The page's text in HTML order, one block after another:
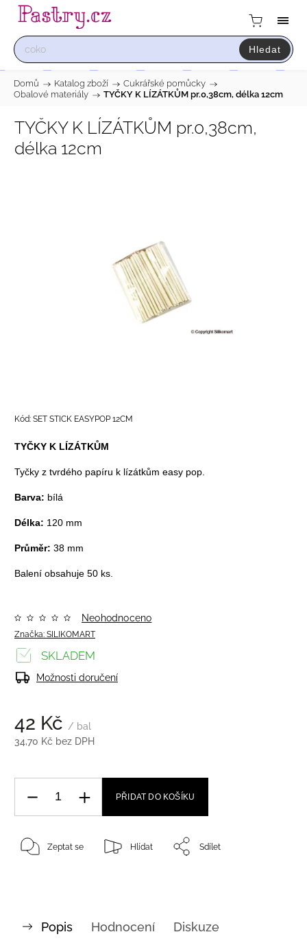
Hledat
Domů / Katalog zboží / Cukrářské pomůcky /
Obalové materiály / TYČKY K LÍZÁTKŮM pr.0,38cm, délka 12cm
TYČKY K LÍZÁTKŮM pr.0,38cm,
délka 12cm
Kód: SET STICK EASYPOP 12CM
TYČKY K LÍZÁTKŮM
Tyčky z tvrdého papíru k lízátkům easy pop.
Barva: bílá
Délka: 120 mm
Průměr: 38 mm
Balení obsahuje 50 ks.
Značka: SILIKOMART
Neohodnoceno
42 Kč / bal
34,70 Kč bez DPH
SKLADEM
Možnosti doručení
PŘIDAT DO KOŠÍKU
Zeptat se Hlídat Sdílet
Popis Hodnocení Diskuze